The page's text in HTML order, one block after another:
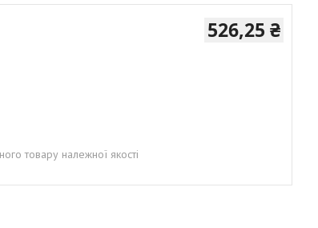
526,25 ₴
товару належної якості